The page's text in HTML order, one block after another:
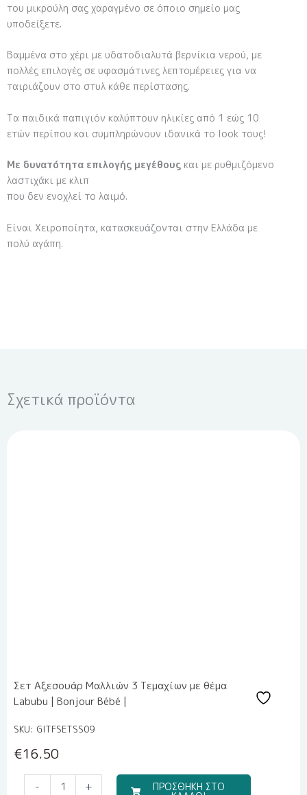
του μικρούλη σας χαραγμένο σε όποιο σημείο μας
υποδείξετε.
Βαμμένα στο χέρι με υδατοδιαλυτά βερνίκια νερού, με
πολλές επιλογές σε υφασμάτινες λεπτομέρειες για να
ταιριάζουν στο στυλ κάθε περίστασης.
Τα παιδικά παπιγιόν καλύπτουν ηλικίες από 1 εώς 10
ετών περίπου και συμπληρώνουν ιδανικά το look τους!
Με δυνατότητα επιλογής μεγέθους και με ρυθμιζόμενο
λαστιχάκι με κλιπ
που δεν ενοχλεί το λαιμό.
Είναι Χειροποίητα, κατασκευάζονται στην Ελλάδα με
πολύ αγάπη.
Σχετικά προϊόντα
Σετ Αξεσουάρ Μαλλιών 3 Τεμαχίων με θέμα
Labubu | Bonjour Bébé |
SKU: GITFSETSS09
€16.50
- + ΠΡΟΣΘΗΚΗ ΣΤΟ